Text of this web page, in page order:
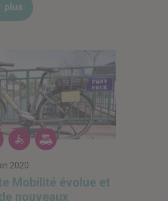
plus
transports en
Les vélos en
Les voitures
2020
Mobilité évolue et
nouveaux